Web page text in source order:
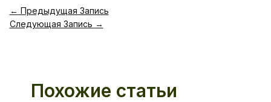
← Предыдущая Запись
Следующая Запись →
Похожие статьи